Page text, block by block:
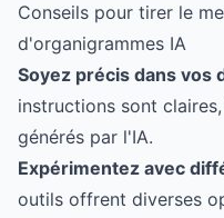
Conseils pour tirer le
d'organigrammes IA
Soyez précis dans vos
instructions sont
générés par l'IA.
Expérimentez avec
outils offrent diverses